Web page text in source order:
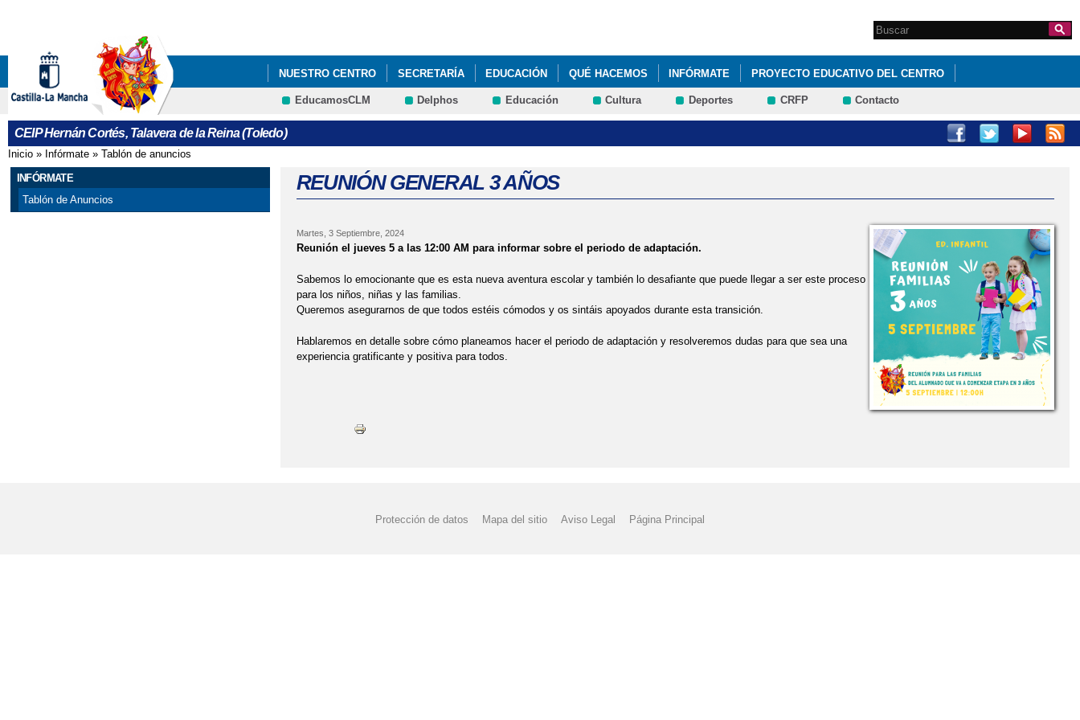
Formulario de
búsqueda
Search this site
NUESTRO CENTRO SECRETARÍA EDUCACIÓN QUÉ HACEMOS INFÓRMATE PROYECTO EDUCATIVO DEL CENTRO
RECREOS ACTIVOS E INCLUSIVOS REPARTO FRUTA Y LÁCTEOS REUNIONES TERCER TRIMESTRE
EducamosCLM Delphos Educación Cultura Deportes CRFP Contacto
CEIP Hernán Cortés, Talavera de la Reina (Toledo)
Se encuentra usted aquí
Inicio » Infórmate » Tablón de anuncios
INFÓRMATE
Tablón de Anuncios
REUNIÓN GENERAL 3 AÑOS
Martes, 3 Septiembre, 2024
Reunión el jueves 5 a las 12:00 AM para informar sobre el periodo de adaptación.
Sabemos lo emocionante que es esta nueva aventura escolar y también lo desafiante que puede llegar a ser este proceso
para los niños, niñas y las familias.
Queremos asegurarnos de que todos estéis cómodos y os sintáis apoyados durante esta transición.
Hablaremos en detalle sobre cómo planeamos hacer el periodo de adaptación y resolveremos dudas para que sea una
experiencia gratificante y positiva para todos.
Protección de datos Mapa del sitio Aviso Legal Página Principal